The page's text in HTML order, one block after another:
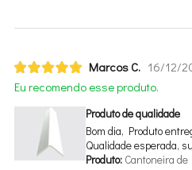
Marcos C. 16/12/
Eu recomendo esse produto.
Produto de qualidade
Bom dia, Produto
Qualidade esperada,
Produto:Cantoneira de